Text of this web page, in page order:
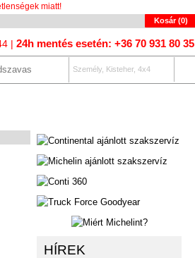
miatt!
Kosár (0)
| 24h mentés esetén: +36 70 931 80 35
Személy, Kisteher, 4x4
HÍREK